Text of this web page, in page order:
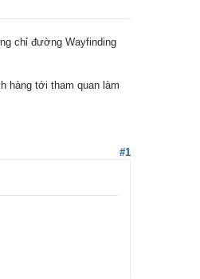
chỉ đường Wayfinding
hàng tới tham quan làm
#1